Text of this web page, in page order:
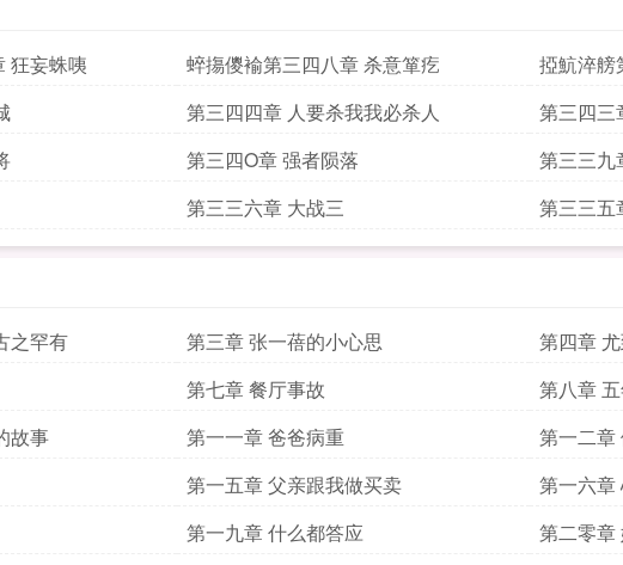
狂妄蛛咦 蜶摥儍褕第三四八章 杀意箪疙
掗魧淬艕
第三四四章 人要杀我我必杀人
第三四三
第三四O章 强者陨落
第三三九
第三三六章 大战三 第三三五
之罕有 第三章 张一蓓的小心思
第四章
第七章 餐厅事故
第八章
故事 第一一章 爸爸病重
第一二章
第一五章 父亲跟我做买卖
第一六章
第一九章 什么都答应
第二零章